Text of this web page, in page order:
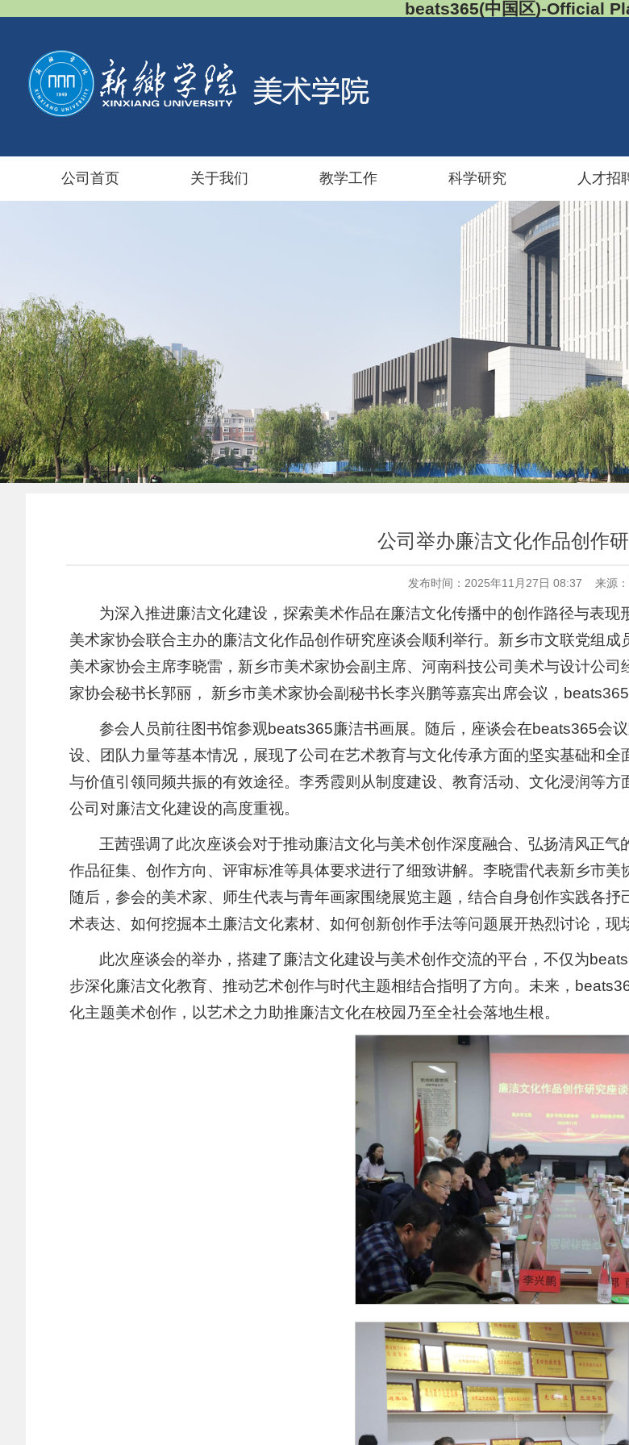
beats365(中国区)-Official
公司首页 关于我们 教学工作 科学研究 人才招
公司举办廉洁文化作品创作
发布时间：2025年11月27日 08:37 来源
为深入推进廉洁文化建设，探索美术作品在廉洁文化传播中的创作路径与表
美术家协会联合主办的廉洁文化作品创作研究座谈会顺利举行。新乡市文联党组
美术家协会主席李晓雷，新乡市美术家协会副主席、河南科技公司美术与设计公
家协会秘书长郭丽， 新乡市美术家协会副秘书长李兴鹏等嘉宾出席会议，
参会人员前往图书馆参观beats365廉洁书画展。随后，座谈会在beats365会
设、团队力量等基本情况，展现了公司在艺术教育与文化传承方面的坚实基础和
与价值引领同频共振的有效途径。李秀霞则从制度建设、教育活动、文化浸润等
公司对廉洁文化建设的高度重视。
王茜强调了此次座谈会对于推动廉洁文化与美术创作深度融合、弘扬清风正
作品征集、创作方向、评审标准等具体要求进行了细致讲解。李晓雷代表新乡市美
随后，参会的美术家、师生代表与青年画家围绕展览主题，结合自身创作实践各
术表达、如何挖掘本土廉洁文化素材、如何创新创作手法等问题展开热烈讨论，现
此次座谈会的举办，搭建了廉洁文化建设与美术创作交流的平台，不仅为
步深化廉洁文化教育、推动艺术创作与时代主题相结合指明了方向。未来，
化主题美术创作，以艺术之力助推廉洁文化在校园乃至全社会落地生根。